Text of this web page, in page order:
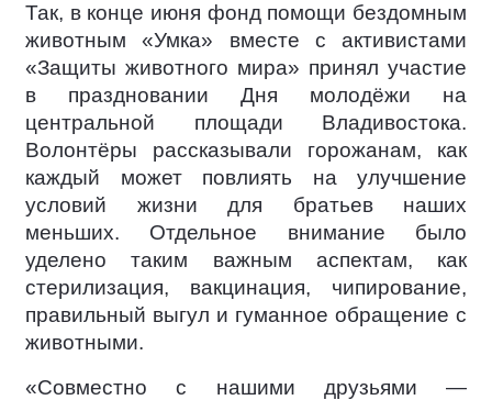
Так, в конце июня фонд помощи бездомным
животным «Умка» вместе с активистами
«Защиты животного мира» принял участие
в праздновании Дня молодёжи на
центральной площади Владивостока.
Волонтёры рассказывали горожанам, как
каждый может повлиять на улучшение
условий жизни для братьев наших
меньших. Отдельное внимание было
уделено таким важным аспектам, как
стерилизация, вакцинация, чипирование,
правильный выгул и гуманное обращение с
животными.
«Совместно с нашими друзьями —